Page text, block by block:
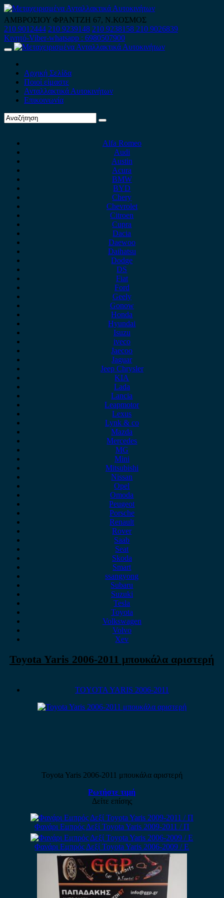
Skip
to
content
ΑΜΒΡΟΣΙΟΥ ΦΡΑΝΤΖΗ 67, Ν.ΚΟΣΜΟΣ
210 9012444 210 9239148 210 9238158 210 9026839
Κινητό-Viber-whatsapp : 6980507900
Primary
Αρχική Σελίδα
Ποιοί είμαστε
Ανταλλακτικά Αυτοκινήτων
Επικοινωνία
Alfa Romeo
Audi
Austin
Acura
BMW
BYD
Chery
Chevrolet
Citroen
Cupra
Dacia
Daewoo
Daihatsu
Dodge
DS
Fiat
Ford
Geely
Gonow
Honda
Hyundai
Isuzu
iveco
Jaecoo
Jaguar
Jeep Chrysler
KIA
Lada
Lancia
Leapmotor
Lexus
Lynk & co
Mazda
Mercedes
MG
Mini
Mitsubishi
Nissan
Opel
Omoda
Peugeot
Porsche
Renault
Rover
Saab
Seat
Skoda
Smart
ssangyong
Subaru
Suzuki
Tesla
Toyota
Volkswagen
Volvo
Xev
Toyota Yaris 2006-2011 μπουκάλα αριστερή
TOYOTA YARIS 2006-2011
Toyota Yaris 2006-2011 μπουκάλα αριστερή
Ρωτήστε τιμή
Δείτε επίσης
Φανάρι Εμπρός Δεξί Toyota Yaris 2009-2011 / Π
Φανάρι Εμπρός Δεξί Toyota Yaris 2006-2009 / Ε